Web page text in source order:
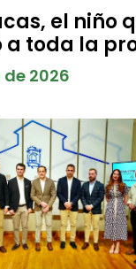
el niño
a toda la
2026